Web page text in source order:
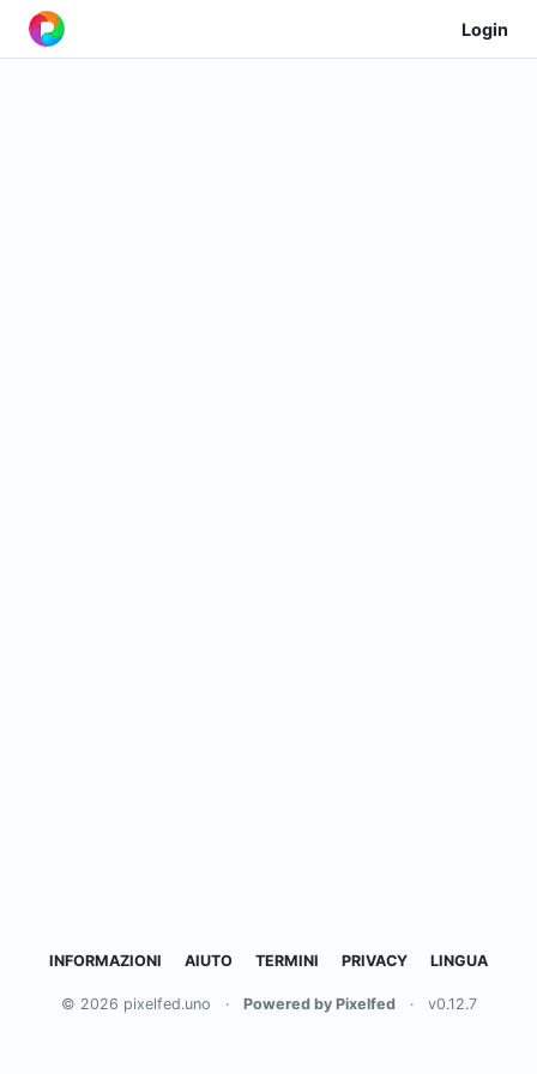
Login
INFORMAZIONI AIUTO TERMINI PRIVACY LINGUA
© 2026 pixelfed.uno · Powered by Pixelfed · v0.12.7